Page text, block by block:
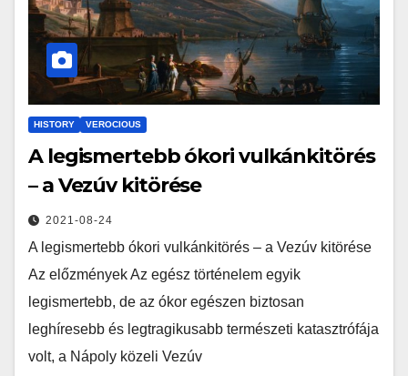
HISTORY VEROCIOUS
A legismertebb ókori vulkánkitörés
– a Vezúv kitörése
2021-08-24
A legismertebb ókori vulkánkitörés – a Vezúv kitörése
Az előzmények Az egész történelem egyik
legismertebb, de az ókor egészen biztosan
leghíresebb és legtragikusabb természeti katasztrófája
volt, a Nápoly közeli Vezúv